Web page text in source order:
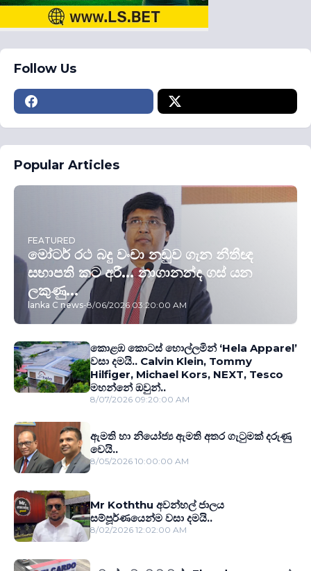
Follow Us
Popular Articles
FEATURED
මෝටර් රථ බදු වංචා නඩුව ගැන නීතීඥ
සභාපති කට අරී... නාගානන්ද ගස් යන
ලකුණු...
lanka C news-8/06/2026 03:20:00 AM
කොළඹ කොටස් හොල්ලමින් ‘Hela Apparel’
වසා දමයි.. Calvin Klein, Tommy
Hilfiger, Michael Kors, NEXT, Tesco
මහන්නේ ඔවුන්..
8/07/2026 09:20:00 AM
ඇමති හා නියෝජ්‍ය ඇමති අතර ගැටුමක් දරුණු
වෙයි..
8/05/2026 10:00:00 AM
Mr Koththu අවන්හල් ජාලය
සම්පූර්ණයෙන්ම වසා දමයි..
8/02/2026 12:02:00 AM